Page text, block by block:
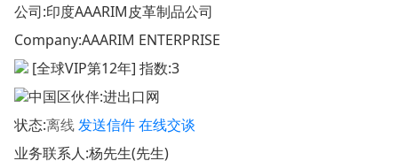
公司:印度AAARIM皮革制品公司
Company:AAARIM ENTERPRISE
[全球VIP第12年] 指数:3
中国区伙伴:进出口网
状态:离线发送信件在线交谈
业务联系人:杨先生(先生)